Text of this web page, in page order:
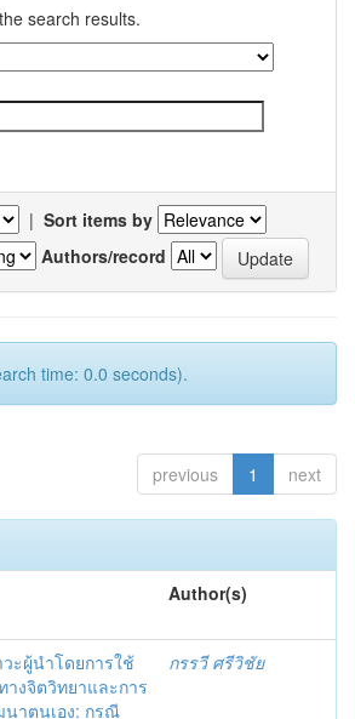
search results.
| Sort items by
Authors/record
time: 0.0 seconds).
previous 1 next
Author(s)
ะผู้นำโดยการใช้
างจิตวิทยาและการ
าตนเอง: กรณี
กรรวี ศรีวิชัย